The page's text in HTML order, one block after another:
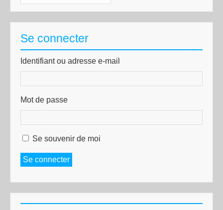
Se connecter
Identifiant ou adresse e-mail
Mot de passe
Se souvenir de moi
Se connecter